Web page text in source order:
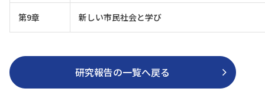
第9章 新しい市民社会と学び
研究報告の一覧へ戻る